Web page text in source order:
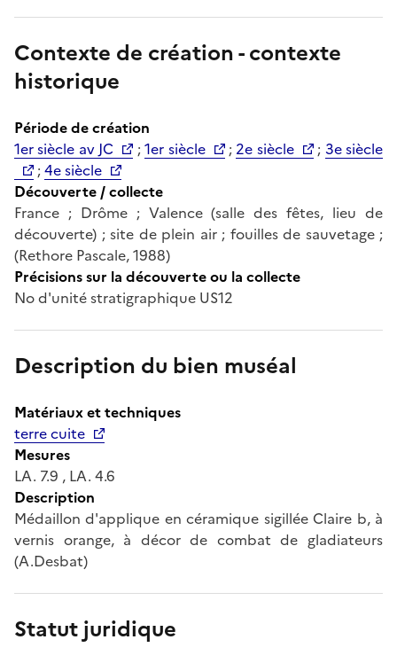
Contexte de création - contexte
historique
Période de création
1er siècle av JC
;1er siècle ; 2e siècle ; 3e siècle
;4e siècle
Découverte / collecte
France ; Drôme ; Valence (salle des fêtes, lieu de
découverte) ; site de plein air ; fouilles de sauvetage ;
(Rethore Pascale, 1988)
Précisions sur la découverte ou la collecte
No d'unité stratigraphique US12
Description du bien muséal
Matériaux et techniques
terre cuite
Mesures
LA. 7.9 , LA. 4.6
Description
Médaillon d'applique en céramique sigillée Claire b, à
vernis orange, à décor de combat de gladiateurs
(A.Desbat)
Statut juridique